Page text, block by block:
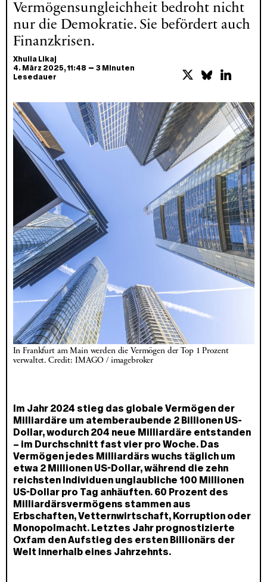
Vermögensungleichheit bedroht nicht
nur die Demokratie. Sie befördert auch
Finanzkrisen.
Xhulia Likaj
4. März 2025, 11:48 – 3 Minuten
Lesedauer
In Frankfurt am Main werden die Vermögen der Top 1 Prozent
verwaltet. Credit: IMAGO / imagebroker
Im Jahr 2024 stieg das globale Vermögen der
Milliardäre um atemberaubende 2 Billionen US-
Dollar, wodurch 204 neue Milliardäre entstanden
– im Durchschnitt fast vier pro Woche. Das
Vermögen jedes Milliardärs wuchs täglich um
etwa 2 Millionen US-Dollar, während die zehn
reichsten Individuen unglaubliche 100 Millionen
US-Dollar pro Tag anhäuften. 60 Prozent des
Milliardärsvermögens stammen aus
Erbschaften, Vetternwirtschaft, Korruption oder
Monopolmacht. Letztes Jahr prognostizierte
Oxfam den Aufstieg des ersten Billionärs der
Welt innerhalb eines Jahrzehnts.